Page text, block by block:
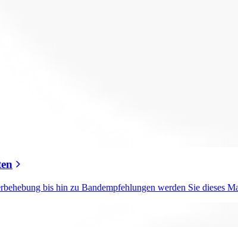
bis hin zu Bandempfehlungen werden Sie dieses